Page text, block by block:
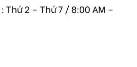
: Thứ 2 – Thứ 7 / 8:00 AM –